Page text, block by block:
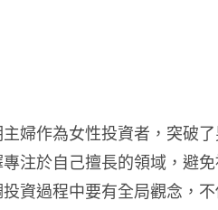
主婦作為女性投資者，突破
注於自己擅長的領域，避
投資過程中要有全局觀念，